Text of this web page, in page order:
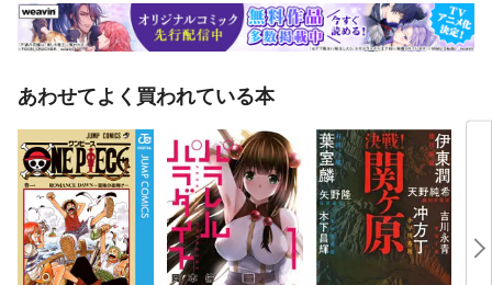
あわせてよく買われている本